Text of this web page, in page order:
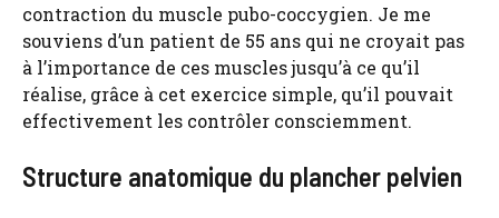
contraction du muscle pubo-coccygien. Je me
souviens d’un patient de 55 ans qui ne croyait pas
à l’importance de ces muscles jusqu’à ce qu’il
réalise, grâce à cet exercice simple, qu’il pouvait
effectivement les contrôler consciemment.
Structure anatomique du plancher pelvien